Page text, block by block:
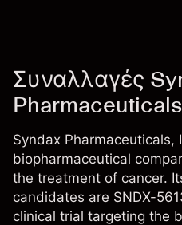
Συναλλαγές
Syndax Pharmaceuticals,
biopharmaceutical
the treatment of cancer.
candidates are SNDX-
clinical trial targeting the